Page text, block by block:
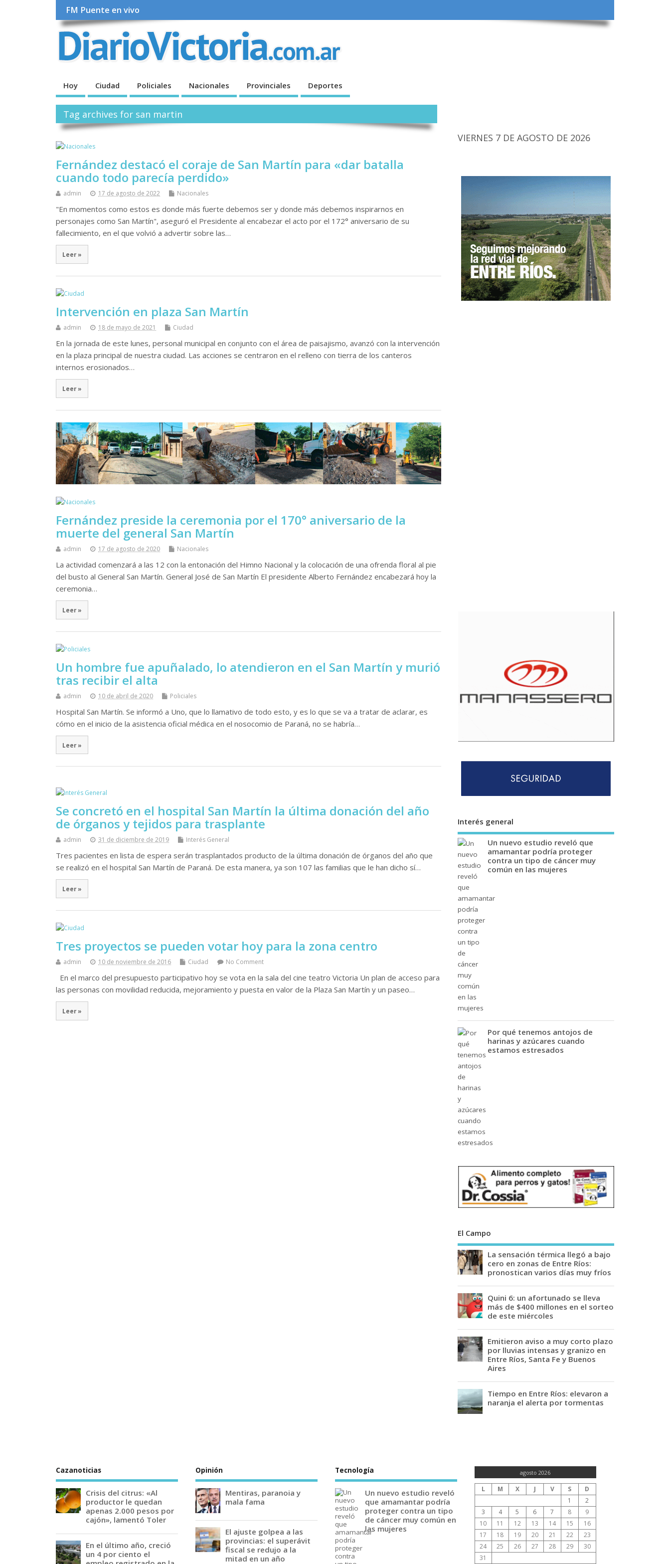
FM Puente en vivo
Hoy Ciudad Policiales Nacionales Provinciales Deportes
Tag archives for san martin
Fernández destacó el coraje de San Martín para «dar batalla
cuando todo parecía perdido»
admin 17 de agosto de 2022 Nacionales
"En momentos como estos es donde más fuerte debemos ser y donde más debemos inspirarnos en
personajes como San Martín", aseguró el Presidente al encabezar el acto por el 172° aniversario de su
fallecimiento, en el que volvió a advertir sobre las…
Leer »
Intervención en plaza San Martín
admin 18 de mayo de 2021 Ciudad
En la jornada de este lunes, personal municipal en conjunto con el área de paisajismo, avanzó con la intervención
en la plaza principal de nuestra ciudad. Las acciones se centraron en el relleno con tierra de los canteros
internos erosionados…
Leer »
Fernández preside la ceremonia por el 170° aniversario de la
muerte del general San Martín
admin 17 de agosto de 2020 Nacionales
La actividad comenzará a las 12 con la entonación del Himno Nacional y la colocación de una ofrenda floral al pie
del busto al General San Martín. General José de San Martín El presidente Alberto Fernández encabezará hoy la
ceremonia…
Leer »
Un hombre fue apuñalado, lo atendieron en el San Martín y murió
tras recibir el alta
admin 10 de abril de 2020 Policiales
Hospital San Martín. Se informó a Uno, que lo llamativo de todo esto, y es lo que se va a tratar de aclarar, es
cómo en el inicio de la asistencia oficial médica en el nosocomio de Paraná, no se habría…
Leer »
Se concretó en el hospital San Martín la última donación del año
de órganos y tejidos para trasplante
admin 31 de diciembre de 2019 Interés General
Tres pacientes en lista de espera serán trasplantados producto de la última donación de órganos del año que
se realizó en el hospital San Martín de Paraná. De esta manera, ya son 107 las familias que le han dicho sí…
Leer »
Tres proyectos se pueden votar hoy para la zona centro
admin 10 de noviembre de 2016 Ciudad No Comment
En el marco del presupuesto participativo hoy se vota en la sala del cine teatro Victoria Un plan de acceso para
las personas con movilidad reducida, mejoramiento y puesta en valor de la Plaza San Martín y un paseo…
Leer »
VIERNES 7 DE AGOSTO DE 2026
Interés general
Un nuevo estudio reveló que
amamantar podría proteger
contra un tipo de cáncer muy
común en las mujeres
Por qué tenemos antojos de
harinas y azúcares cuando
estamos estresados
El Campo
La sensación térmica llegó a bajo
cero en zonas de Entre Ríos:
pronostican varios días muy fríos
Quini 6: un afortunado se lleva
más de $400 millones en el sorteo
de este miércoles
Emitieron aviso a muy corto plazo
por lluvias intensas y granizo en
Entre Ríos, Santa Fe y Buenos
Aires
Tiempo en Entre Ríos: elevaron a
naranja el alerta por tormentas
Cazanoticias
Crisis del citrus: «Al
productor le quedan
apenas 2.000 pesos por
cajón», lamentó Toler
En el último año, creció
un 4 por ciento el
Opinión
Mentiras, paranoia y
mala fama
El ajuste golpea a las
provincias: el superávit
fiscal se redujo a la
mitad en un año
Tecnología
Un nuevo estudio reveló
que amamantar podría
proteger contra un tipo
de cáncer muy común en
las mujeres
agosto 2026
L M X J V S
D
1
2
3
4 5 6 7 8
9
10
11 12 13 14 15
16
17
18 19 20 21 22
23
24
25 26 27 28 29
30
31